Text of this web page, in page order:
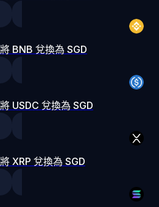
將 BNB 兌換為 SGD
將 USDC 兌換為 SGD
將 XRP 兌換為 SGD